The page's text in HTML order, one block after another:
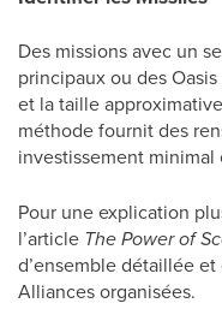
Des missions avec un
principaux ou des
et la taille
méthode fournit des
investissement minimal
Pour une explication
l’article The Power of
d’ensemble détaillée
Alliances organisées.